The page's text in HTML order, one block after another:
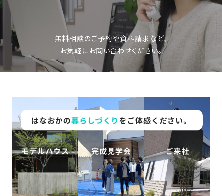
無料相談のご予約や資料請求など、
お気軽にお問い合わせください。